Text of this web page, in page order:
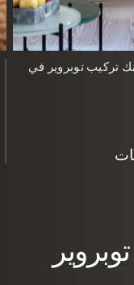
تركيب توبروير في